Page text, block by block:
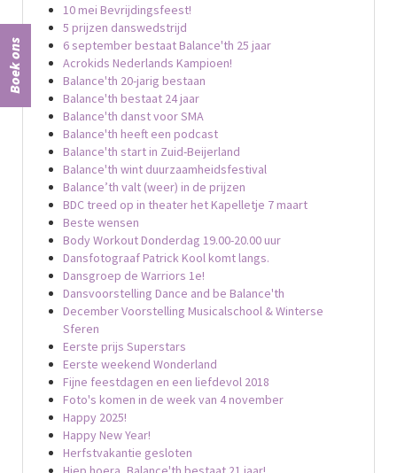
Boek ons
10 mei Bevrijdingsfeest!
5 prijzen danswedstrijd
6 september bestaat Balance'th 25 jaar
Acrokids Nederlands Kampioen!
Balance'th 20-jarig bestaan
Balance'th bestaat 24 jaar
Balance'th danst voor SMA
Balance'th heeft een podcast
Balance'th start in Zuid-Beijerland
Balance'th wint duurzaamheidsfestival
Balance’th valt (weer) in de prijzen
BDC treed op in theater het Kapelletje 7 maart
Beste wensen
Body Workout Donderdag 19.00-20.00 uur
Dansfotograaf Patrick Kool komt langs.
Dansgroep de Warriors 1e!
Dansvoorstelling Dance and be Balance'th
December Voorstelling Musicalschool & Winterse
Sferen
Eerste prijs Superstars
Eerste weekend Wonderland
Fijne feestdagen en een liefdevol 2018
Foto's komen in de week van 4 november
Happy 2025!
Happy New Year!
Herfstvakantie gesloten